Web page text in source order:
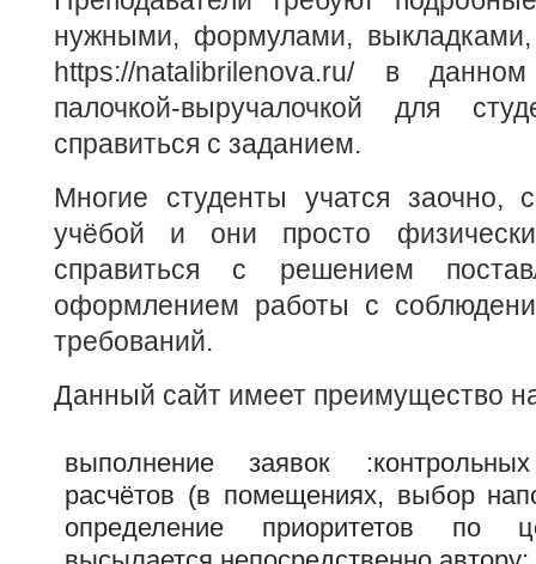
нужными, формулами,
https://natalibrilenova.ru/ в
палочкой-выручалочкой для
справиться с заданием.
Многие студенты учатся заочно,
учёбой и они просто
справиться с решением
оформлением работы с
требований.
Данный сайт имеет преимущество
выполнение заявок
расчётов (в помещениях, выбор
определение приоритетов по